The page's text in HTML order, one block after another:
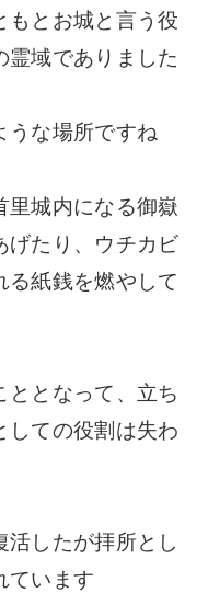
もとお城と言う役
霊域でありました
うな場所ですね
里城内になる御嶽
げたり、ウチカビ
る紙銭を燃やして
ととなって、立ち
しての役割は失わ
活したが拝所とし
ています